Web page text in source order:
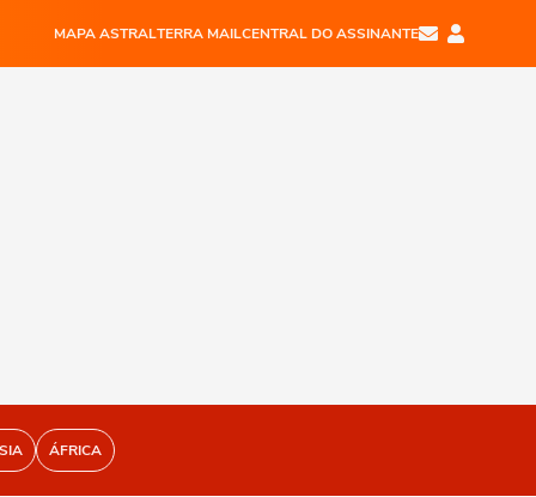
MAPA ASTRALTERRA MAILCENTRAL DO ASSINANTE
ÁFRICA